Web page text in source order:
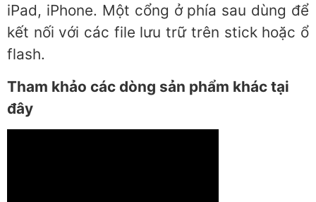
iPad, iPhone. Một cổng ở phía sau dùng để
kết nối với các file lưu trữ trên stick hoặc ổ
flash.
Tham khảo các dòng sản phẩm khác tại
đây